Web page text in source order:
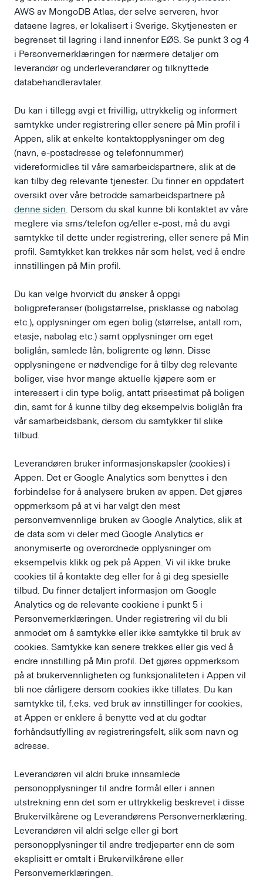
AWS av MongoDB Atlas, der selve serveren, hvor
dataene lagres, er lokalisert i Sverige. Skytjenesten er
begrenset til lagring i land innenfor EØS. Se punkt 3 og 4
i Personvernerklæringen for nærmere detaljer om
leverandør og underleverandører og tilknyttede
databehandleravtaler.
Du kan i tillegg avgi et frivillig, uttrykkelig og informert
samtykke under registrering eller senere på Min profil i
Appen, slik at enkelte kontaktopplysninger om deg
(navn, e-postadresse og telefonnummer)
videreformidles til våre samarbeidspartnere, slik at de
kan tilby deg relevante tjenester. Du finner en oppdatert
oversikt over våre betrodde samarbeidspartnere på
denne siden . Dersom du skal kunne bli kontaktet av våre
meglere via sms/telefon og/eller e-post, må du avgi
samtykke til dette under registrering, eller senere på Min
profil. Samtykket kan trekkes når som helst, ved å endre
innstillingen på Min profil.
Du kan velge hvorvidt du ønsker å oppgi
boligpreferanser (boligstørrelse, prisklasse og nabolag
etc.), opplysninger om egen bolig (størrelse, antall rom,
etasje, nabolag etc.) samt opplysninger om eget
boliglån, samlede lån, boligrente og lønn. Disse
opplysningene er nødvendige for å tilby deg relevante
boliger, vise hvor mange aktuelle kjøpere som er
interessert i din type bolig, antatt prisestimat på boligen
din, samt for å kunne tilby deg eksempelvis boliglån fra
vår samarbeidsbank, dersom du samtykker til slike
tilbud.
Leverandøren bruker informasjonskapsler (cookies) i
Appen. Det er Google Analytics som benyttes i den
forbindelse for å analysere bruken av appen. Det gjøres
oppmerksom på at vi har valgt den mest
personvernvennlige bruken av Google Analytics, slik at
de data som vi deler med Google Analytics er
anonymiserte og overordnede opplysninger om
eksempelvis klikk og pek på Appen. Vi vil ikke bruke
cookies til å kontakte deg eller for å gi deg spesielle
tilbud. Du finner detaljert informasjon om Google
Analytics og de relevante cookiene i punkt 5 i
Personvernerklæringen. Under registrering vil du bli
anmodet om å samtykke eller ikke samtykke til bruk av
cookies. Samtykke kan senere trekkes eller gis ved å
endre innstilling på Min profil. Det gjøres oppmerksom
på at brukervennligheten og funksjonaliteten i Appen vil
bli noe dårligere dersom cookies ikke tillates. Du kan
samtykke til, f.eks. ved bruk av innstillinger for cookies,
at Appen er enklere å benytte ved at du godtar
forhåndsutfylling av registreringsfelt, slik som navn og
adresse.
Leverandøren vil aldri bruke innsamlede
personopplysninger til andre formål eller i annen
utstrekning enn det som er uttrykkelig beskrevet i disse
Brukervilkårene og Leverandørens Personvernerklæring.
Leverandøren vil aldri selge eller gi bort
personopplysninger til andre tredjeparter enn de som
eksplisitt er omtalt i Brukervilkårene eller
Personvernerklæringen.